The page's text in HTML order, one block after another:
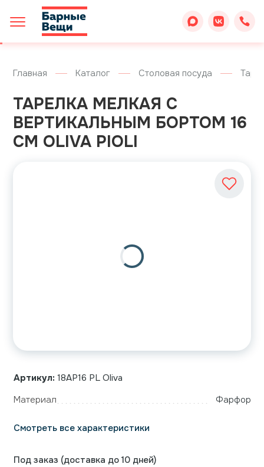
Главная Каталог Столовая посуда
ТАРЕЛКА МЕЛКАЯ С
ВЕРТИКАЛЬНЫМ БОРТОМ 16
СМ OLIVA PIOLI
Артикул: 18AP16 PL Oliva
Материал
Фарфор
Смотреть все характеристики
Под заказ (доставка до 10 дней)